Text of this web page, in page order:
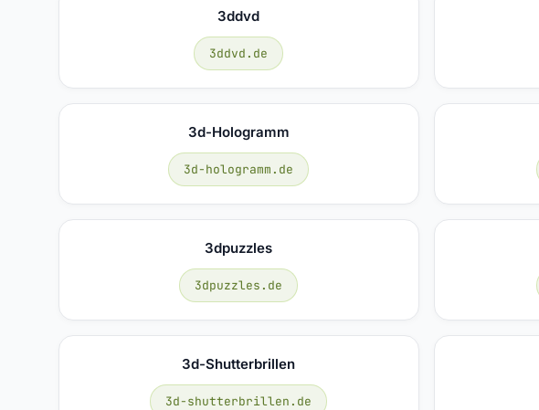
3ddvd
3ddvd.de
3d-Hologramm
3d-hologramm.de
3dpuzzles
3dpuzzles.de
3d-Shutterbrillen
3d-shutterbrillen.de